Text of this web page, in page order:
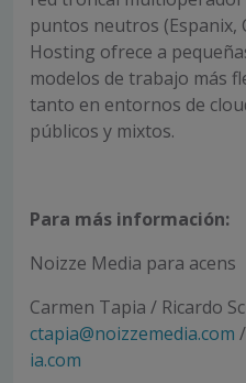
puntos neutros (Espanix,
Hosting ofrece a
modelos de trabajo más
tanto en entornos de
públicos y mixtos.
Para más información:
Noizze Media para acens
Carmen Tapia / Ricardo
ctapia@noizzemedia.com /
ia.com